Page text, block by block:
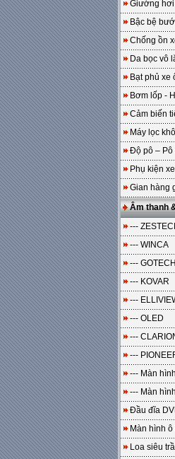
Giường hơi
Bậc bệ
Chống ồn
Da bọc vô
Bạt phủ xe
Bơm lốp -
Cảm biến
Máy lọc
Độ pô – Pô
Phụ kiện
Gian hàng
Âm thanh
---
--- WINCA
--- GOTECH
--- KOVAR
---
--- OLED
---
---
--- Màn
--- Màn
Đầu đĩa
Màn hình
Loa siêu